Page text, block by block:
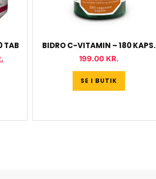
TAB BIDRO C-VITAMIN – 180 KAPS.
199.00 KR.
SE I BUTIK